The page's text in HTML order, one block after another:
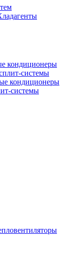
кондиционеры
системы
кондиционеры
системы